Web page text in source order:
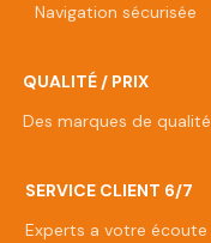
Navigation sécurisée
QUALITÉ / PRIX
Des marques de qualité
SERVICE CLIENT 6/7
Experts a votre écoute